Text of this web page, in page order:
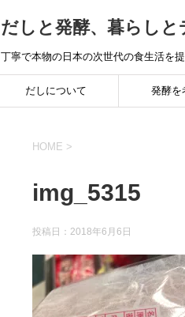
だしと発酵、暮らしと
丁寧で本物の日本の次世代の食生活を
だしについて 発酵を
HOME >
img_5315
投稿日： 2018年6月6日